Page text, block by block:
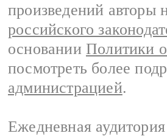
произведений авторы
российского
основании Политики
посмотреть более
администрацией.
Ежедневная